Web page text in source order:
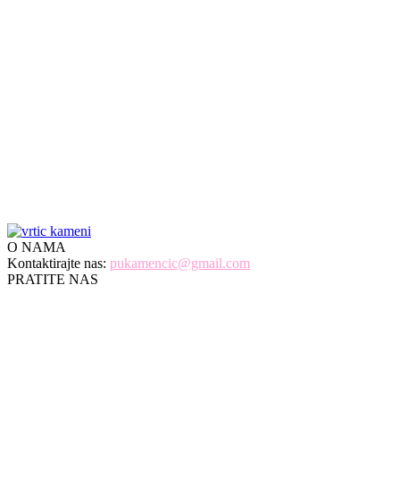
O NAMA
Kontaktirajte nas: pukamencic@gmail.com
PRATITE NAS